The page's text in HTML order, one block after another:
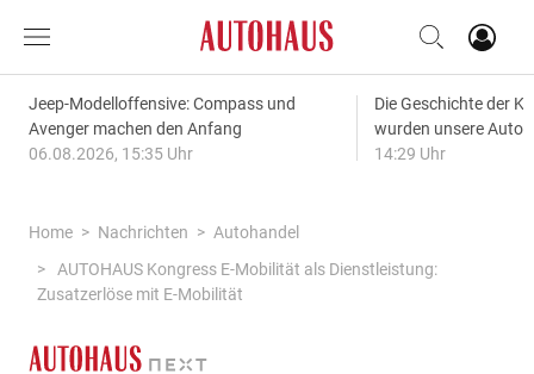
Jeep-Modelloffensive: Compass und
Avenger machen den Anfang
06.08.2026, 15:35 Uhr
Die Geschichte der
wurden unsere
14:29 Uhr
Home Nachrichten
Autohandel
AUTOHAUS Kongress E-Mobilität als Dienstleistung:
Zusatzerlöse mit E-Mobilität